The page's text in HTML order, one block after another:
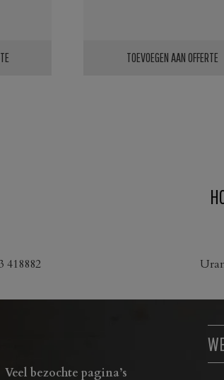
TOEVOEGEN AAN OFFERTE
418882
Veel bezochte pagina’s